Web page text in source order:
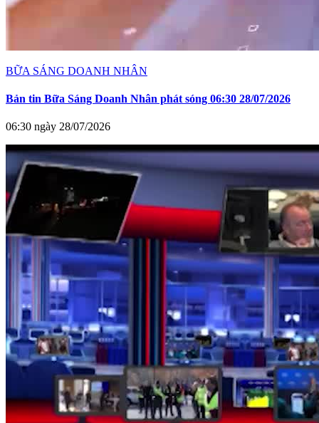
BỮA SÁNG DOANH NHÂN
Bản tin Bữa Sáng Doanh Nhân phát sóng 06:30 28/07/2026
06:30 ngày 28/07/2026